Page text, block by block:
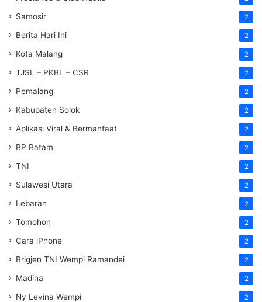
Samosir 2
Berita Hari Ini 2
Kota Malang 2
TJSL – PKBL – CSR 2
Pemalang 2
Kabupaten Solok 2
Aplikasi Viral & Bermanfaat 2
BP Batam 2
TNI 2
Sulawesi Utara 2
Lebaran 2
Tomohon 2
Cara iPhone 2
Brigjen TNI Wempi Ramandei 2
Madina 2
Ny Levina Wempi 2